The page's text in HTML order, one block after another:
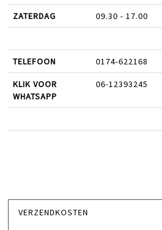
ZATERDAG 09.30 - 17.00
TELEFOON 0174-622168
KLIK VOOR
WHATSAPP
06-12393245
VERZENDKOSTEN